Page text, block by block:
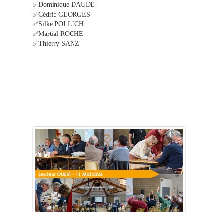
✅Dominique DAUDE
✅Cédric GEORGES
✅Silke POLLICH
✅Martial ROCHE
✅Thierry SANZ